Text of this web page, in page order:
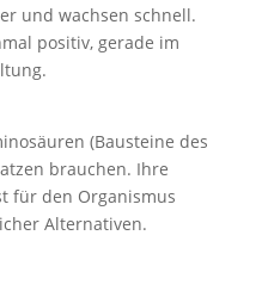
und wachsen schnell.
positiv, gerade im
(Bausteine des
brauchen. Ihre
für den Organismus
Alternativen.